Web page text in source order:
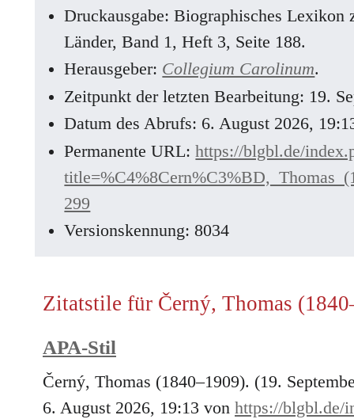
Druckausgabe: Biographisches Lexikon
Länder, Band 1, Heft 3, Seite 188.
Herausgeber: Collegium Carolinum.
Zeitpunkt der letzten Bearbeitung: 19.
Datum des Abrufs: 6. August 2026,
Permanente URL:https://blgbl.de/
299
Versionskennung: 8034
Zitatstile für Černý, Thomas
APA-Stil
Černý, Thomas (1840–1909). (19.
6. August 2026, 19:13 von https://blgbl.de/